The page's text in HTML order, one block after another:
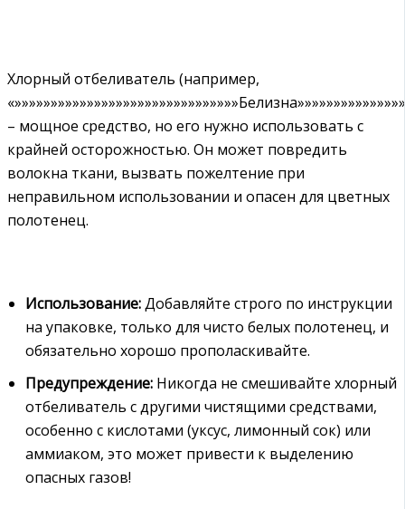
Хлорный отбеливатель (например,
– мощное средство, но его нужно использовать с
крайней осторожностью. Он может повредить
волокна ткани, вызвать пожелтение при
неправильном использовании и опасен для цветных
полотенец.
Использование:Добавляйте строго по инструкции
на упаковке, только для чисто белых полотенец, и
обязательно хорошо прополаскивайте.
Предупреждение: Никогда не смешивайте хлорный
отбеливатель с другими чистящими средствами,
особенно с кислотами (уксус, лимонный сок) или
аммиаком, это может привести к выделению
опасных газов!